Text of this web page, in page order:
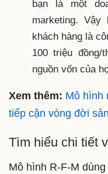
bạn là một
marketing.
khách hàng là
100 triệu
nguồn vốn của
Xem thêm: Mô hình
tiếp cận vòng đời
Tìm hiểu chi tiết
Mô hình R-F-M